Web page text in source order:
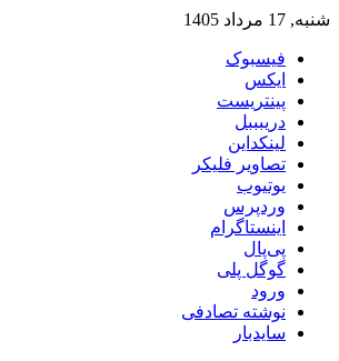
شنبه, 17 مرداد 1405
فیسبوک
ایکس
پینتریست
دریبببل
لینکداین
تصاویر فلیکر
یوتیوب
وردپرس
اینستاگرام
پی‌پال
گوگل پلی
ورود
نوشته تصادفی
سایدبار